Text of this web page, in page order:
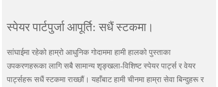
स्पेयर पार्टपुर्जा आपूर्ति: सधैं स्टकमा।
सांघाईमा रहेको हाम्रो आधुनिक गोदाममा हामी हालको पुस्ताका
उपकरणहरूका लागि सबै सामान्य शृङ्खला-विशिष्ट स्पेयर पार्ट्स र वेयर
पार्ट्सहरू सधैं स्टकमा राख्छौं। यहाँबाट हामी चीनमा हाम्रा सेवा बिन्दुहरू र